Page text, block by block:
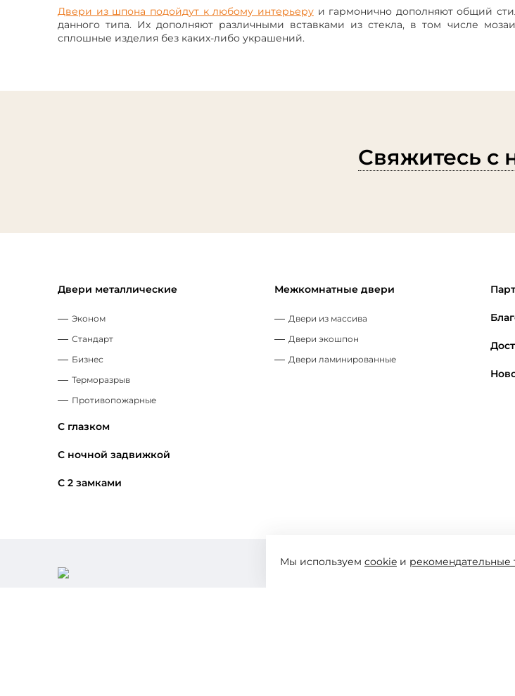
Двери из шпона подойдут к любому интерьеруи гармонично дополняют общий
данного типа. Их дополняют различными вставками из стекла, в том числе
сплошные изделия без каких-либо украшений.
Свяжитесь с
Двери металлические
Эконом
Стандарт
Бизнес
Терморазрыв
Противопожарные
С глазком
С ночной задвижкой
С 2 замками
Межкомнатные двери
Двери из массива
Двери экошпон
Двери ламинированные
Мы используем cookie и рекомендательные